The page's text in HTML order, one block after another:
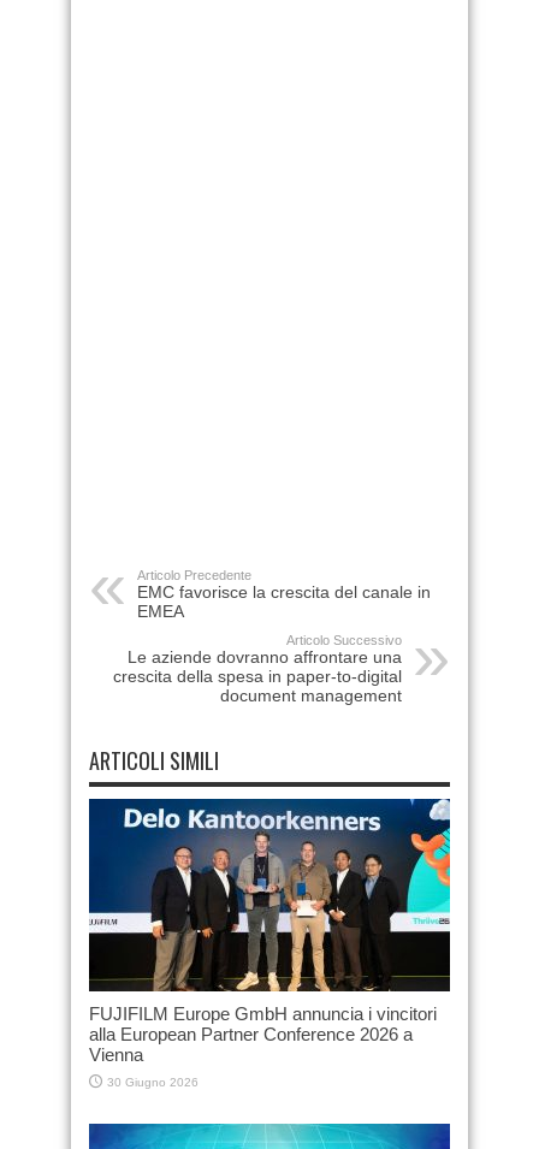
Articolo Precedente
EMC favorisce la crescita del canale in
EMEA
Articolo Successivo
Le aziende dovranno affrontare una
crescita della spesa in paper-to-digital
document management
ARTICOLI SIMILI
FUJIFILM Europe GmbH annuncia i vincitori
alla European Partner Conference 2026 a
Vienna
30 Giugno 2026